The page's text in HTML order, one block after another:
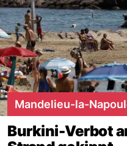
Mandelieu-la-
Burkini-Verbot